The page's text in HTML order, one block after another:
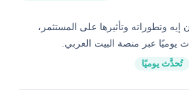
وتطوراته وتأثيرها على المستثمر،
يوميًا عبر منصة البيت العربي.
تُحدَّث يوميًا